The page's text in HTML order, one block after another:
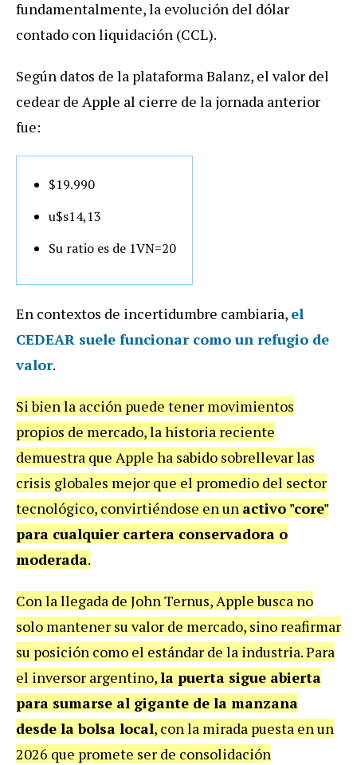
fundamentalmente, la evolución del dólar
contado con liquidación (CCL).
Según datos de la plataforma Balanz, el valor del
cedear de Apple al cierre de la jornada anterior
fue:
$19.990
u$s14,13
Su ratio es de 1VN=20
En contextos de incertidumbre cambiaria, el
CEDEAR suele funcionar como un refugio de
valor.
Si bien la acción puede tener movimientos
propios de mercado, la historia reciente
demuestra que Apple ha sabido sobrellevar las
crisis globales mejor que el promedio del sector
tecnológico, convirtiéndose en un activo "core"
para cualquier cartera conservadora o
moderada.
Con la llegada de John Ternus, Apple busca no
solo mantener su valor de mercado, sino reafirmar
su posición como el estándar de la industria. Para
el inversor argentino,la puerta sigue abierta
para sumarse al gigante de la manzana
desde la bolsa local, con la mirada puesta en un
2026 que promete ser de consolidación